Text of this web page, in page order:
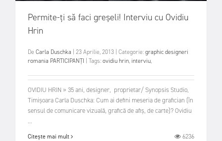
Permite-ți să faci greșeli! Interviu cu Ovidiu
Hrin
De Carla Duschka | 23 Aprilie, 2013 | Categorie:graphic designeri
romania PARTICIPANȚI | Tags:ovidiu hrin, interviu,
OVIDIU HRIN » 35 ani, designer, proprietar/ Synopsis Studio,
Timișoara Carla Duschka: Cum ai defini meseria de grafician (în
sensul de comunicare vizuală, grafică de afiș, de carte)? Ovidiu
...
Citește mai mult 6236